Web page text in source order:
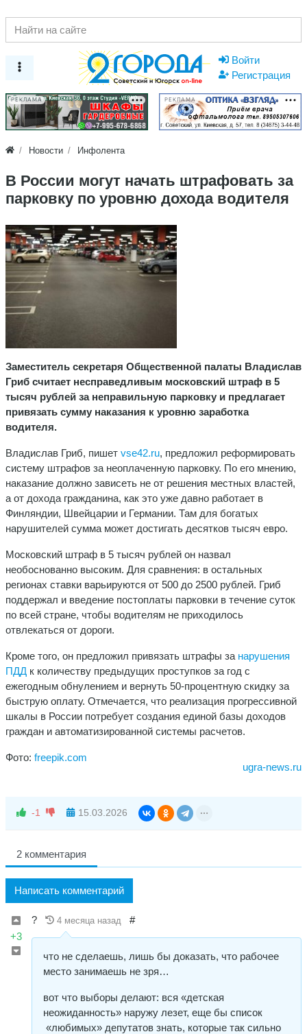
Войти
Регистрация
РЕКЛАМА РЕКЛАМА
Новости Инфолента
В России могут начать штрафовать за
парковку по уровню дохода водителя
Заместитель секретаря Общественной палаты Владислав
Гриб считает несправедливым московский штраф в 5
тысяч рублей за неправильную парковку и предлагает
привязать сумму наказания к уровню заработка
водителя.
Владислав Гриб, пишет vse42.ru, предложил реформировать
систему штрафов за неоплаченную парковку. По его мнению,
наказание должно зависеть не от решения местных властей,
а от дохода гражданина, как это уже давно работает в
Финляндии, Швейцарии и Германии. Там для богатых
нарушителей сумма может достигать десятков тысяч евро.
Московский штраф в 5 тысяч рублей он назвал
необоснованно высоким. Для сравнения: в остальных
регионах ставки варьируются от 500 до 2500 рублей. Гриб
поддержал и введение постоплаты парковки в течение суток
по всей стране, чтобы водителям не приходилось
отвлекаться от дороги.
Кроме того, он предложил привязать штрафы за нарушения
ПДД к количеству предыдущих проступков за год с
ежегодным обнулением и вернуть 50-процентную скидку за
быструю оплату. Отмечается, что реализация прогрессивной
шкалы в России потребует создания единой базы доходов
граждан и автоматизированной системы расчетов.
Фото: freepik.com
ugra-news.ru
-1 15.03.2026
2 комментария
Написать комментарий
+3
? 4 месяца назад #
что не сделаешь, лишь бы доказать, что рабочее
место занимаешь не зря…
вот что выборы делают: вся «детская
неожиданность» наружу лезет, еще бы список
«любимых» депутатов знать, которые так сильно